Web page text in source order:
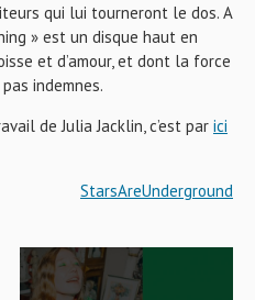
qui lui tourneront le dos. A
» est un disque haut en
et d’amour, et dont la force
indemnes.
de Julia Jacklin, c’est par ici
StarsAreUnderground